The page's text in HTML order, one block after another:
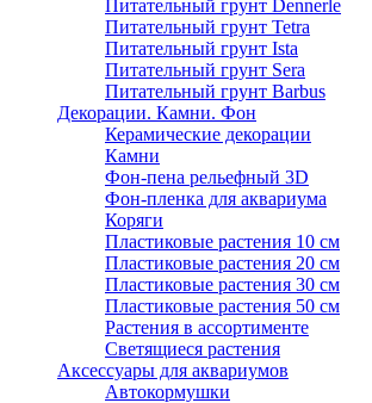
Питательный грунт Dennerle
Питательный грунт Tetra
Питательный грунт Ista
Питательный грунт Sera
Питательный грунт Barbus
Декорации. Камни. Фон
Керамические декорации
Камни
Фон-пена рельефный 3D
Фон-пленка для аквариума
Коряги
Пластиковые растения 10 см
Пластиковые растения 20 см
Пластиковые растения 30 см
Пластиковые растения 50 см
Растения в ассортименте
Светящиеся растения
Аксессуары для аквариумов
Автокормушки